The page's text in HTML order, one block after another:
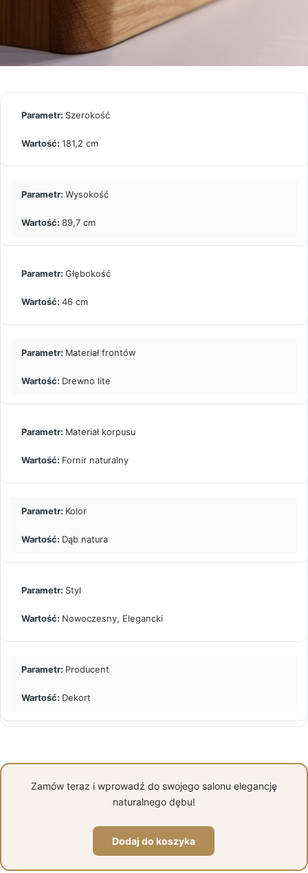
Szerokość
181,2 cm
Wysokość
89,7 cm
Głębokość
46 cm
Materiał frontów
Drewno lite
Materiał korpusu
Fornir naturalny
Kolor
Dąb natura
Styl
Nowoczesny, Elegancki
Producent
Dekort
Zamów teraz i wprowadź do swojego salonu elegancję
naturalnego dębu!
Dodaj do koszyka